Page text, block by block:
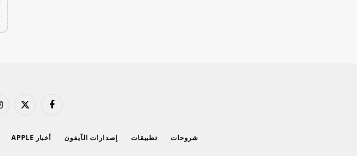
فيسبوك
X
شروحات تطبيقات إصدارات الآيفون أخبار APPLE